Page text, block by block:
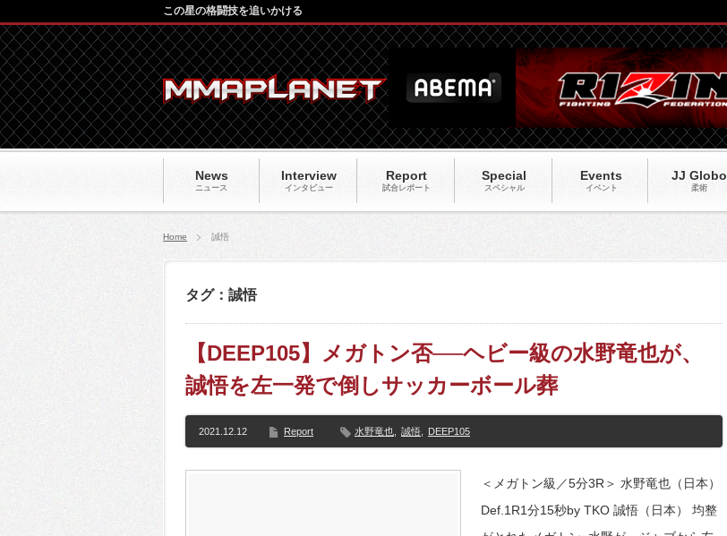
News
ニュース
Interview
インタビュー
Report
試合レポート
Special
スペシャル
Events
イベント
JJ Globo
柔術
この星の格闘技を追いかける
Home 誠悟
タグ：誠悟
【DEEP105】メガトン否──ヘビー級の水野竜也が、
誠悟を左一発で倒しサッカーボール葬
2021.12.12 Report 水野竜也 誠悟 DEEP105
＜メガトン級／5分3R＞ 水野竜也（日本）
Def.1R1分15秒by TKO 誠悟（日本） 均整